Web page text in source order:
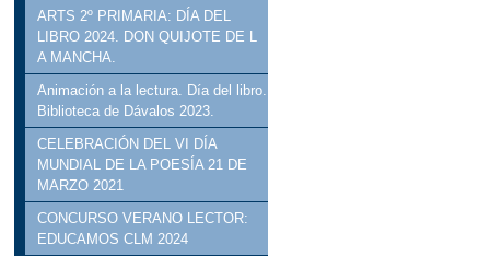
ARTS 2º PRIMARIA: DÍA DEL
LIBRO 2024. DON QUIJOTE DE L
A MANCHA.
Animación a la lectura. Día del libro.
Biblioteca de Dávalos 2023.
CELEBRACIÓN DEL VI DÍA
MUNDIAL DE LA POESÍA 21 DE
MARZO 2021
CONCURSO VERANO LECTOR:
EDUCAMOS CLM 2024